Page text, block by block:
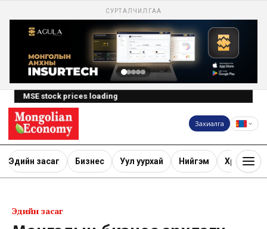
СУРТАЛЧИЛГАА
MSE stock prices loading
Захиалга
Эдийн засаг Бизнес Уул уурхай Нийгэм Хөрөнгө
Эдийн засаг